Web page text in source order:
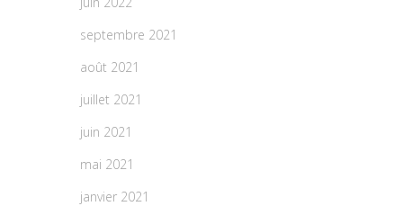
septembre 2021
août 2021
juillet 2021
juin 2021
mai 2021
janvier 2021